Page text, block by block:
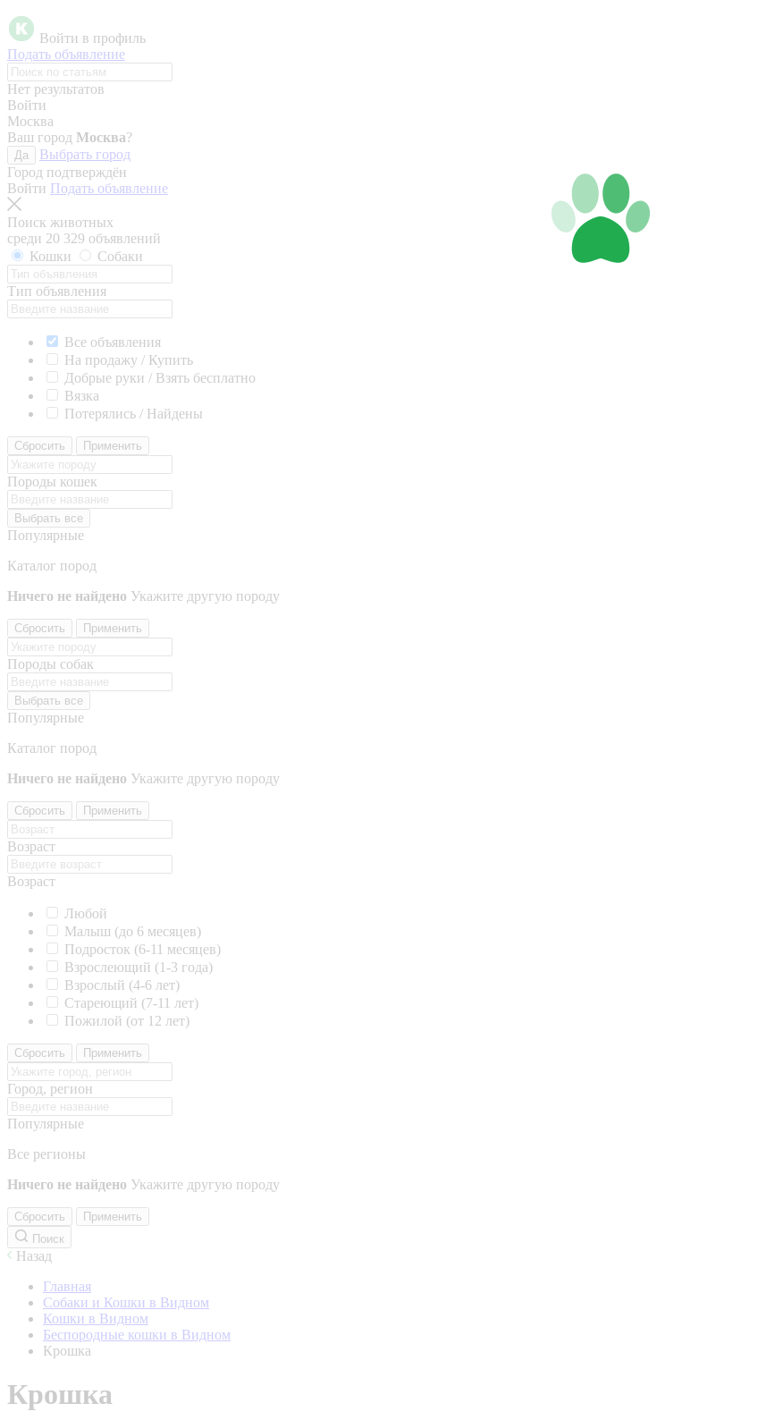
Войти в профиль
Подать объявление
Нет результатов
Войти
Москва
Ваш город Москва?
Да
Выбрать город
Город подтверждён
Войти Подать объявление
Поиск животных
среди 20 329 объявлений
Кошки
Собаки
Тип объявления
Все объявления
На продажу / Купить
Добрые руки / Взять бесплатно
Вязка
Потерялись / Найдены
Сбросить Применить
Породы кошек
Выбрать все
Популярные
Каталог пород
Ничего не найдено Укажите другую породу
Сбросить Применить
Породы собак
Выбрать все
Популярные
Каталог пород
Ничего не найдено Укажите другую породу
Сбросить Применить
Возраст
Возраст
Любой
Малыш (до 6 месяцев)
Подросток (6-11 месяцев)
Взрослеющий (1-3 года)
Взрослый (4-6 лет)
Стареющий (7-11 лет)
Пожилой (от 12 лет)
Сбросить Применить
Город, регион
Популярные
Все регионы
Ничего не найдено Укажите другую породу
Сбросить
Применить
Поиск
Назад
Главная
Собаки и Кошки в Видном
Кошки в Видном
Беспородные кошки в Видном
Крошка
Крошка